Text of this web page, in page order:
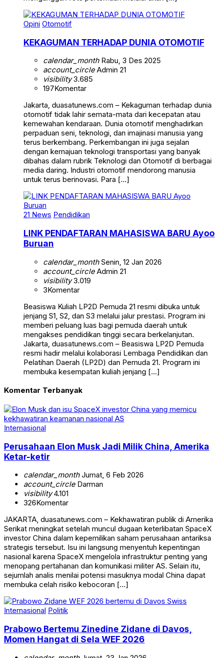
Opini Otomotif
KEKAGUMAN TERHADAP DUNIA OTOMOTIF
calendar_monthRabu, 3 Des 2025
account_circleAdmin 21
visibility3.685
197Komentar
Jakarta, duasatunews.com – Kekaguman terhadap dunia
otomotif tidak lahir semata-mata dari kecepatan atau
kemewahan kendaraan. Dunia otomotif menghadirkan
perpaduan seni, teknologi, dan imajinasi manusia yang
terus berkembang. Perkembangan ini juga sejalan
dengan kemajuan teknologi transportasi yang banyak
dibahas dalam rubrik Teknologi dan Otomotif di berbagai
media daring. Industri otomotif mendorong manusia
untuk terus berinovasi. Para […]
21 News Pendidikan
LINK PENDAFTARAN MAHASISWA BARU Ayoo
Buruan
calendar_monthSenin, 12 Jan 2026
account_circleAdmin 21
visibility3.019
3Komentar
Beasiswa Kuliah LP2D Pemuda 21 resmi dibuka untuk
jenjang S1, S2, dan S3 melalui jalur prestasi. Program ini
memberi peluang luas bagi pemuda daerah untuk
mengakses pendidikan tinggi secara berkelanjutan.
Jakarta, duasatunews.com – Beasiswa LP2D Pemuda
resmi hadir melalui kolaborasi Lembaga Pendidikan dan
Pelatihan Daerah (LP2D) dan Pemuda 21. Program ini
membuka kesempatan kuliah jenjang […]
Komentar Terbanyak
Internasional
Perusahaan Elon Musk Jadi Milik China, Amerika
Ketar-ketir
calendar_monthJumat, 6 Feb 2026
account_circleDarman
visibility4.101
326Komentar
JAKARTA, duasatunews.com – Kekhawatiran publik di Amerika
Serikat meningkat setelah muncul dugaan keterlibatan SpaceX
investor China dalam kepemilikan saham perusahaan antariksa
strategis tersebut. Isu ini langsung menyentuh kepentingan
nasional karena SpaceX mengelola infrastruktur penting yang
menopang pertahanan dan komunikasi militer AS. Selain itu,
sejumlah analis menilai potensi masuknya modal China dapat
membuka celah risiko kebocoran […]
Internasional Politik
Prabowo Bertemu Zinedine Zidane di Davos,
Momen Hangat di Sela WEF 2026